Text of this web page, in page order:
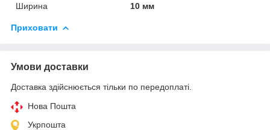
Ширина
10 мм
Приховати
Умови доставки
Доставка здійснюється тільки по передоплаті.
Нова Пошта
Укрпошта